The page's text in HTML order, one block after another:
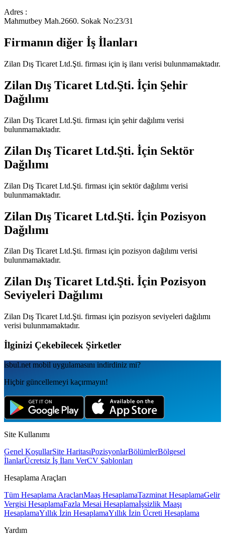
Adres :
Mahmutbey Mah.2660. Sokak No:23/31
Firmanın diğer İş İlanları
Zilan Dış Ticaret Ltd.Şti. firması için iş ilanı verisi bulunmamaktadır.
Zilan Dış Ticaret Ltd.Şti. İçin Şehir
Dağılımı
Zilan Dış Ticaret Ltd.Şti. firması için şehir dağılımı verisi
bulunmamaktadır.
Zilan Dış Ticaret Ltd.Şti. İçin Sektör
Dağılımı
Zilan Dış Ticaret Ltd.Şti. firması için sektör dağılımı verisi
bulunmamaktadır.
Zilan Dış Ticaret Ltd.Şti. İçin Pozisyon
Dağılımı
Zilan Dış Ticaret Ltd.Şti. firması için pozisyon dağılımı verisi
bulunmamaktadır.
Zilan Dış Ticaret Ltd.Şti. İçin Pozisyon
Seviyeleri Dağılımı
Zilan Dış Ticaret Ltd.Şti. firması için pozisyon seviyeleri dağılımı
verisi bulunmamaktadır.
İlginizi Çekebilecek Şirketler
isbul.net mobil uygulamаsını indirdiniz mi?
Hiçbir güncellemeyi kaçırmayın!
Site Kullanımı
Genel KoşullarSite HaritasıPozisyonlarBölümlerBölgesel
İlanlarÜcretsiz İş İlanı VerCV Şablonları
Hesaplama Araçları
Tüm Hesaplama AraçlarıMaaş HesaplamaTazminat HesaplamaGelir
Vergisi HesaplamaFazla Mesai Hesaplamaİşsizlik Maaşı
HesaplamaYıllık İzin HesaplamaYıllık İzin Ücreti Hesaplama
Yardım